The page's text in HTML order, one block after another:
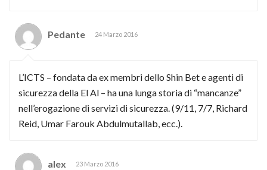
Pedante 24 Marzo 2016
L’ICTS – fondata da ex membri dello Shin Bet e agenti di
sicurezza della El Al – ha una lunga storia di “mancanze”
nell’erogazione di servizi di sicurezza. (9/11, 7/7, Richard
Reid, Umar Farouk Abdulmutallab, ecc.).
alex 23 Marzo 2016